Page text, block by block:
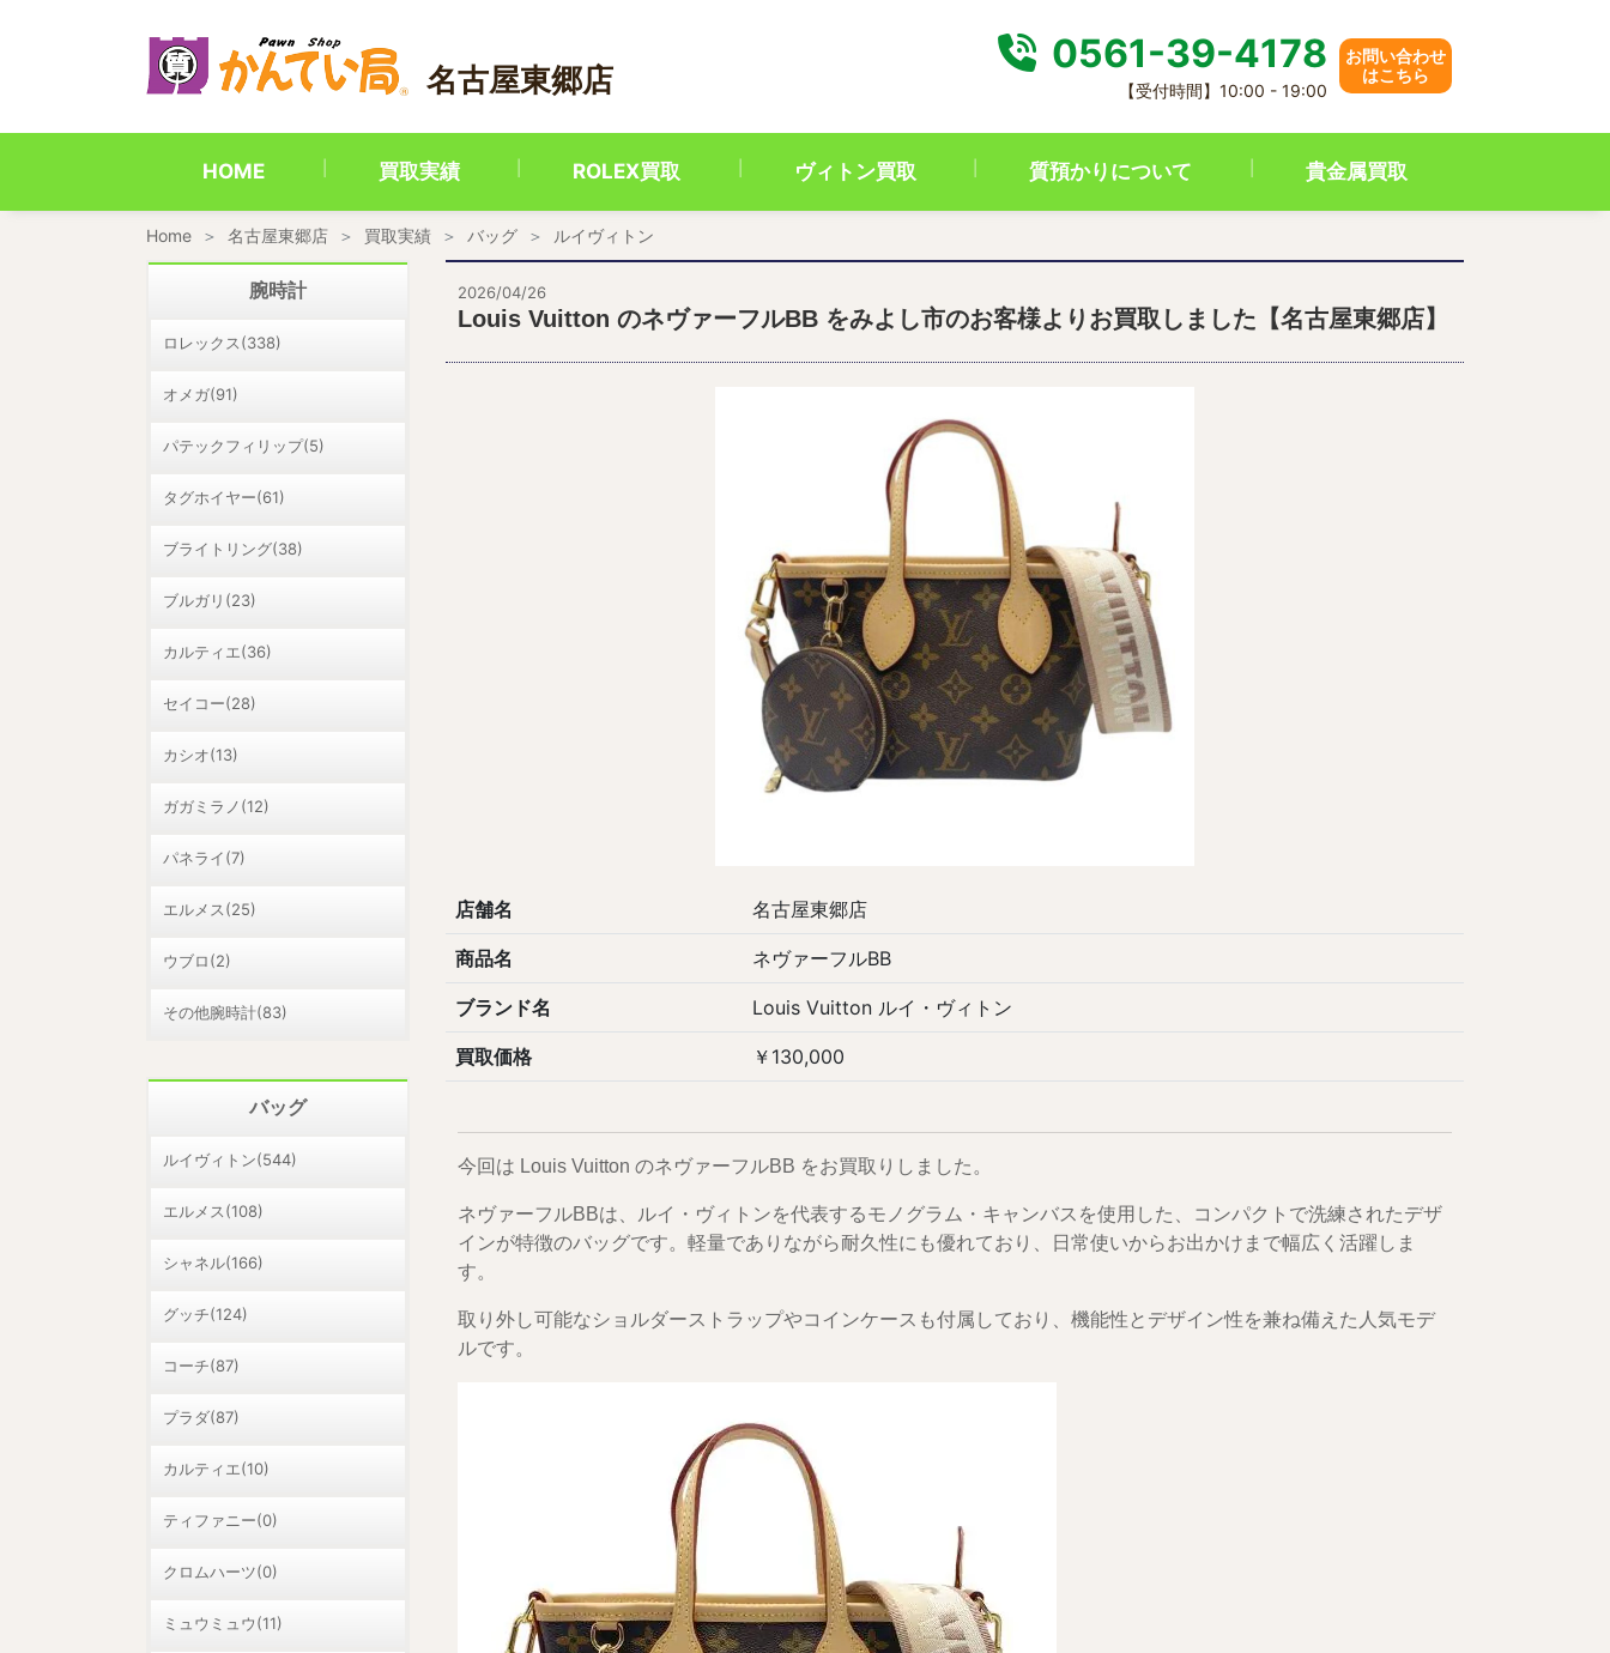
名古屋東郷店
0561-39-4178
【受付時間】10:00 - 19:00
お問い合わせ
はこちら
HOME 買取実績 ROLEX買取 ヴィトン買取 質預かりについて 貴金属買取
Home 名古屋東郷店 買取実績 バッグ ルイヴィトン
2026/04/26
Louis Vuitton のネヴァーフルBB をみよし市のお客様よりお買取しました【名古屋東郷店】
店舗名 名古屋東郷店
商品名 ネヴァーフルBB
ブランド名 Louis Vuitton ルイ・ヴィトン
買取価格 ￥130,000
今回は Louis Vuitton のネヴァーフルBB をお買取りしました。
ネヴァーフルBBは、ルイ・ヴィトンを代表するモノグラム・キャンバスを使用した、コンパクトで洗練されたデザ
インが特徴のバッグです。軽量でありながら耐久性にも優れており、日常使いからお出かけまで幅広く活躍しま
す。
取り外し可能なショルダーストラップやコインケースも付属しており、機能性とデザイン性を兼ね備えた人気モデ
ルです。
腕時計
ロレックス(338)
オメガ(91)
パテックフィリップ(5)
タグホイヤー(61)
ブライトリング(38)
ブルガリ(23)
カルティエ(36)
セイコー(28)
カシオ(13)
ガガミラノ(12)
パネライ(7)
エルメス(25)
ウブロ(2)
その他腕時計(83)
バッグ
ルイヴィトン(544)
エルメス(108)
シャネル(166)
グッチ(124)
コーチ(87)
プラダ(87)
カルティエ(10)
ティファニー(0)
クロムハーツ(0)
ミュウミュウ(11)